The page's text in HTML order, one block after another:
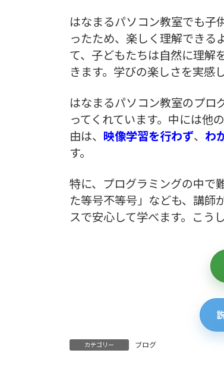
はなまるパソコン教室でも子
ったため、楽しく理解できる
て、子どもたちは自然に理解
きます。学びの楽しさを実感
はなまるパソコン教室のプロ
ってくれています。中には他
由は、 映像学習を行わず、 わ
す。
特に、プログラミングの中で
た等号不等号」なども、講師
スで安心して学べます。こう
カテゴリー ブログ